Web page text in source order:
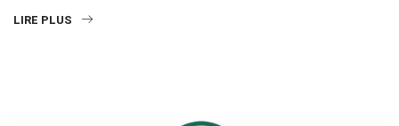
LIRE PLUS